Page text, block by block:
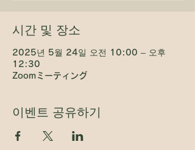
시간 및 장소
2025년 5월 24일 오전 10:00 – 오후
12:30
Zoomミーティング
이벤트 공유하기